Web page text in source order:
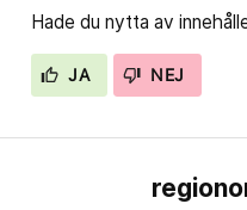
Hade du nytta av
JA NEJ